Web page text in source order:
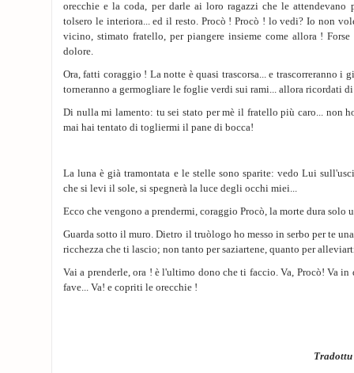
orecchie e la coda, per darle ai loro ragazzi che le attendevano
tolsero le interiora... ed il resto. Procò ! Procò ! lo vedi? Io non
vicino, stimato fratello, per piangere insieme come allora !
dolore.
Ora, fatti coraggio ! La notte è quasi trascorsa... e trascorreranno i
torneranno a germogliare le foglie verdi sui rami... allora ricordati
Di nulla mi lamento: tu sei stato per mè il fratello più caro... non
mai hai tentato di togliermi il pane di bocca!
La luna è già tramontata e le stelle sono sparite: vedo Lui
che si levi il sole, si spegnerà la luce degli occhi miei...
Ecco che vengono a prendermi, coraggio Procò, la morte dura solo
Guarda sotto il muro. Dietro il truòlogo ho messo in serbo per te
ricchezza che ti lascio; non tanto per saziartene, quanto per
Vai a prenderle, ora ! è l'ultimo dono che ti faccio. Va, Procò! Va in
fave... Va! e copriti le orecchie !